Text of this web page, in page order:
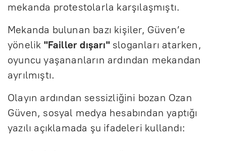
mekanda protestolarla karşılaşmıştı.
Mekanda bulunan bazı kişiler, Güven’e
yönelik "Failler dışarı"sloganları atarken,
oyuncu yaşananların ardından mekandan
ayrılmıştı.
Olayın ardından sessizliğini bozan Ozan
Güven, sosyal medya hesabından yaptığı
yazılı açıklamada şu ifadeleri kullandı: